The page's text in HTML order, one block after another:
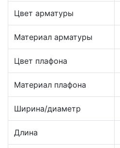
Цвет арматуры
Материал арматуры
Цвет плафона
Материал плафона
Ширина/диаметр
Длина